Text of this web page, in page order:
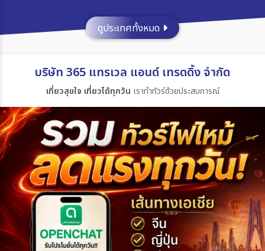
สายการบิน
ตั้งแต่วันที่
ถึงวันที่
ดูประเทศทั้งหมด
บริษัท 365 แทรเวล แอนด์ เทรดดิ้ง จำกัด
เที่ยวสุขใจ เที่ยวได้ทุกวัน เราทำทัวร์ด้วยประสบการณ์